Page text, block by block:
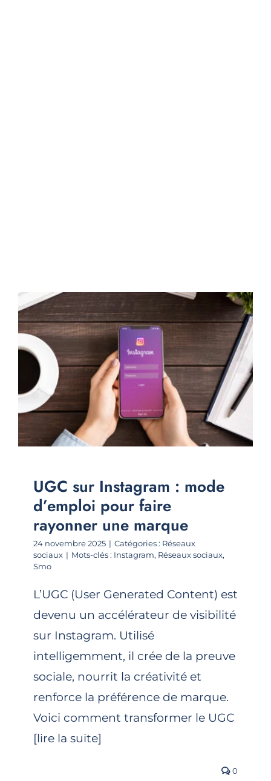
UGC sur Instagram : mode
d’emploi pour faire
rayonner une marque
24 novembre 2025 | Catégories : Réseaux
sociaux | Mots-clés : Instagram, Réseaux sociaux,
Smo
L’UGC (User Generated Content) est
devenu un accélérateur de visibilité
sur Instagram. Utilisé
intelligemment, il crée de la preuve
sociale, nourrit la créativité et
renforce la préférence de marque.
Voici comment transformer le UGC
[lire la suite]
0